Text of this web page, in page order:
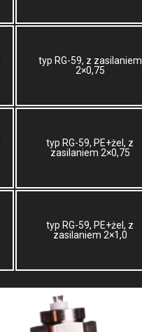
typ RG-59, z zasilaniem
2×0,75
typ RG-59, PE+żel, z
zasilaniem 2×0,75
typ RG-59, PE+żel, z
zasilaniem 2×1,0